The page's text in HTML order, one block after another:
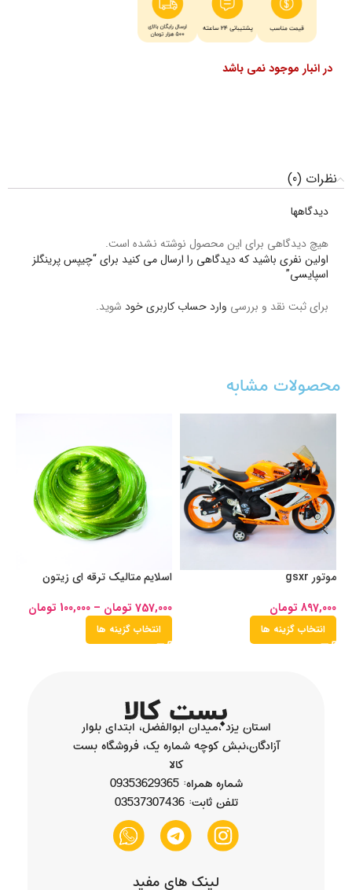
در انبار موجود نمی باشد
نظرات (0)
دیدگاهها
هیچ دیدگاهی برای این محصول نوشته نشده است.
اولین نفری باشید که دیدگاهی را ارسال می کنید برای “چیپس پرینگلز
اسپایسی”
برای ثبت نقد و بررسی وارد حساب کاربری خود شوید.
محصولات مشابه
موتور gsxr
897,000 تومان
انتخاب گزینه ها
اسلایم متالیک ترقه ای زیتون
757,000 تومان –
100,000 تومان
انتخاب گزینه ها
استان یزد ،میدان ابوالفضل، ابتدای بلوار
آزادگان،نبش کوچه شماره یک، فروشگاه بست
کالا
شماره همراه: 09353629365
تلفن ثابت: 03537307436
لینک های مفید